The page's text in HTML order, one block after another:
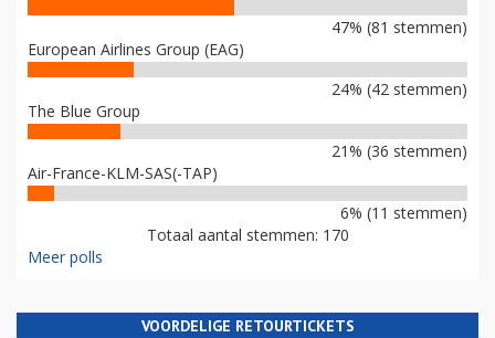
47% (81 stemmen)
European Airlines Group (EAG)
24% (42 stemmen)
The Blue Group
21% (36 stemmen)
Air-France-KLM-SAS(-TAP)
6% (11 stemmen)
Totaal aantal stemmen: 170
Meer polls
VOORDELIGE RETOURTICKETS